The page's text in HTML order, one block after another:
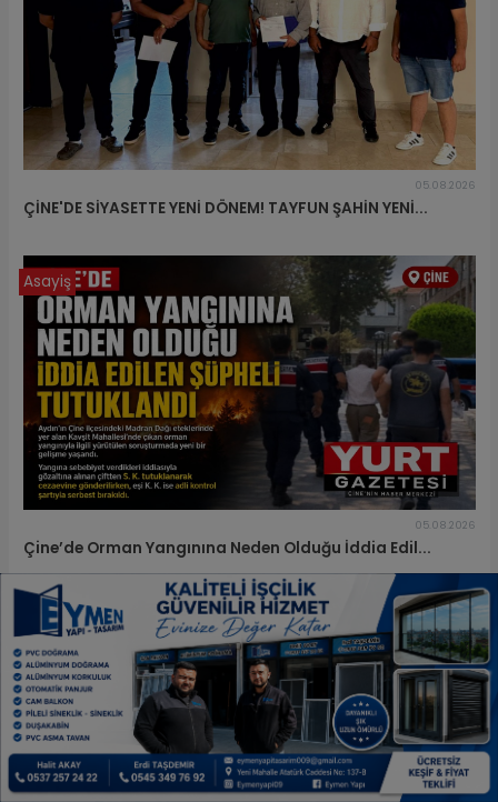
05.08.2026
ÇİNE'DE SİYASETTE YENİ DÖNEM! TAYFUN ŞAHİN YENİ...
05.08.2026
Çine’de Orman Yangınına Neden Olduğu İddia Edil...
Asayiş
Gündem